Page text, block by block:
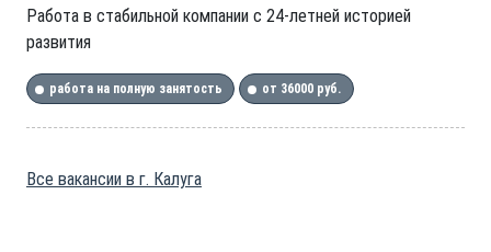
Работа в стабильной компании с 24-летней историей
развития
работа на полную занятость от 36000 руб.
Все вакансии в г. Калуга